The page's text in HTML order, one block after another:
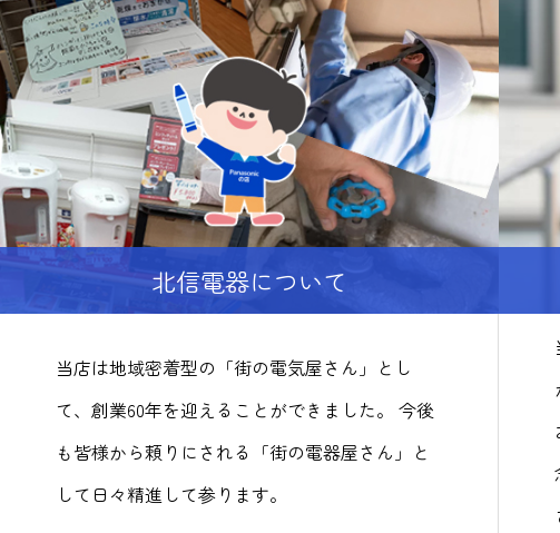
北信電器について
当店は地域密着型の「街の電気屋さん」とし
て、創業60年を迎えることができました。 今後
も皆様から頼りにされる「街の電器屋さん」と
して日々精進して参ります。